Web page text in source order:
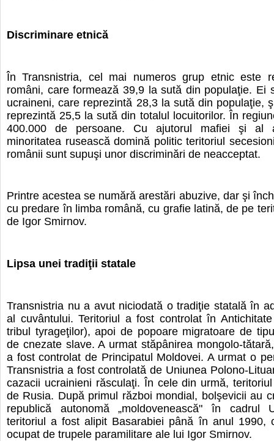
Discriminare etnică
În Transnistria, cel mai numeros grup etnic este
români, care formează 39,9 la sută din populaţie. Ei
ucraineni, care reprezintă 28,3 la sută din populaţie,
reprezintă 25,5 la sută din totalul locuitorilor. În
400.000 de persoane. Cu ajutorul mafiei şi al
minoritatea rusească domină politic teritoriul
românii sunt supuşi unor discriminări de neacceptat.
Printre acestea se numără arestări abuzive, dar şi
cu predare în limba română, cu grafie latină, de pe
de Igor Smirnov.
Lipsa unei tradiţii statale
Transnistria nu a avut niciodată o tradiţie statală în
al cuvântului. Teritoriul a fost controlat în
tribul tyrageţilor), apoi de popoare migratoare de
de cnezate slave. A urmat stăpânirea mongolo-
a fost controlat de Principatul Moldovei. A urmat o
Transnistria a fost controlată de Uniunea Polono-
cazacii ucrainieni răsculaţi. În cele din urmă,
de Rusia. După primul război mondial, bolşevicii au
republică autonomă „moldovenească" în cadrul
teritoriul a fost alipit Basarabiei până în anul 1990,
ocupat de trupele paramilitare ale lui Igor Smirnov.